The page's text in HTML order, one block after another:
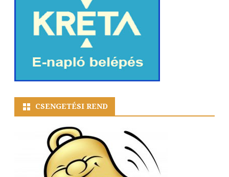
CSENGETÉSI REND